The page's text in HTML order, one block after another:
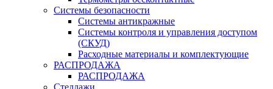
Системы безопасности
Системы антикражные
Системы контроля и управления доступом
(СКУД)
Расходные материалы и комплектующие
РАСПРОДАЖА
РАСПРОДАЖА
Стеллажи